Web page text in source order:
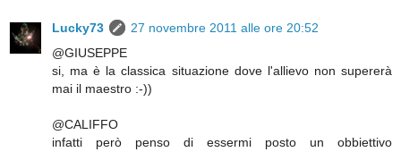
Lucky73
27 novembre 2011 alle ore 20:52
@GIUSEPPE
si, ma è la classica situazione dove l'allievo non supererà
mai il maestro :-))
@CALIFFO
infatti però penso di essermi posto un obbiettivo